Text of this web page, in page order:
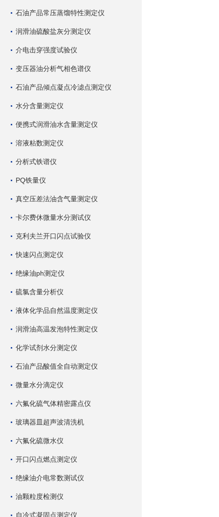
石油产品常压蒸馏特性测定仪
润滑油硫酸盐灰分测定仪
介电击穿强度试验仪
变压器油分析气相色谱仪
石油产品倾点凝点冷滤点测定仪
水分含量测定仪
便携式润滑油水含量测定仪
溶液粘数测定仪
分析式铁谱仪
PQ铁量仪
真空压差法油含气量测定仪
卡尔费休微量水分测试仪
克利夫兰开口闪点试验仪
快速闪点测定仪
绝缘油ph测定仪
硫氯含量分析仪
液体化学品自然温度测定仪
润滑油高温发泡特性测定仪
化学试剂水分测定仪
石油产品酸值全自动测定仪
微量水分滴定仪
六氟化硫气体精密露点仪
玻璃器皿超声波清洗机
六氟化硫微水仪
开口闪点燃点测定仪
绝缘油介电常数测试仪
油颗粒度检测仪
自冷式凝固点测定仪